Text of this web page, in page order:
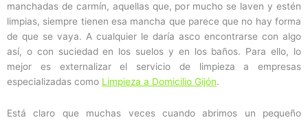
manchadas de carmín, aquellas que, por mucho se laven y estén
limpias, siempre tienen esa mancha que parece que no hay forma
de que se vaya. A cualquier le daría asco encontrarse con algo
así, o con suciedad en los suelos y en los baños. Para ello, lo
mejor es externalizar el servicio de limpieza a empresas
especializadas como Limpieza a Domicilio Gijón.
Está claro que muchas veces cuando abrimos un pequeño